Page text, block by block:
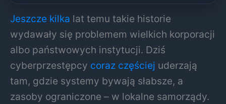
Jeszcze kilka lat temu takie historie
wydawały się problemem wielkich korporacji
albo państwowych instytucji. Dziś
cyberprzestępcy coraz częściej uderzają
tam, gdzie systemy bywają słabsze, a
zasoby ograniczone – w lokalne samorządy.